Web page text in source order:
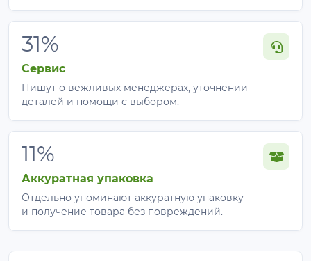
31%
Сервис
Пишут о вежливых менеджерах, уточнении
деталей и помощи с выбором.
11%
Аккуратная упаковка
Отдельно упоминают аккуратную упаковку
и получение товара без повреждений.